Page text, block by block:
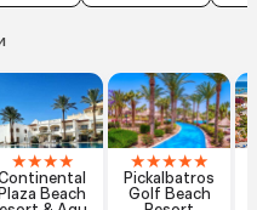
★★★★
Plaza Beach
★★★★★
Pickalbatros
Golf Beach